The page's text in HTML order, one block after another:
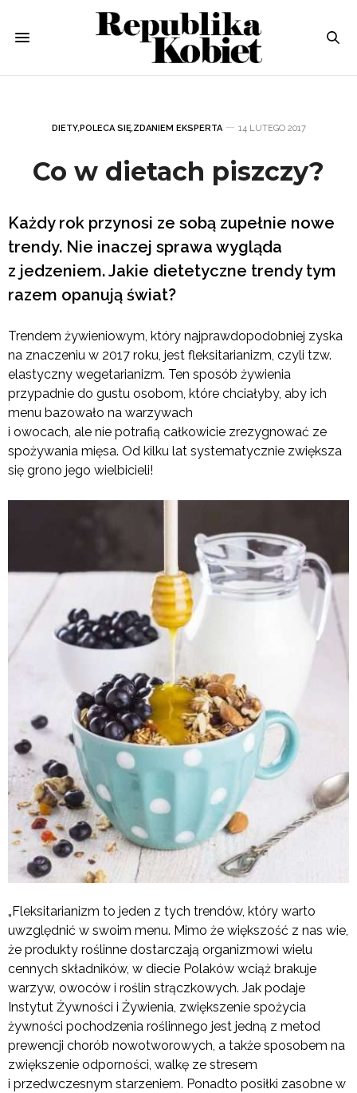
DIETY,POLECA SIĘ,ZDANIEM EKSPERTA 14 LUTEGO 2017
Co w dietach piszczy?
Każdy rok przynosi ze sobą zupełnie nowe
trendy. Nie inaczej sprawa wygląda
z jedzeniem. Jakie dietetyczne trendy tym
razem opanują świat?
Trendem żywieniowym, który najprawdopodobniej zyska
na znaczeniu w 2017 roku, jest fleksitarianizm, czyli tzw.
elastyczny wegetarianizm. Ten sposób żywienia
przypadnie do gustu osobom, które chciałyby, aby ich
menu bazowało na warzywach
i owocach, ale nie potrafią całkowicie zrezygnować ze
spożywania mięsa. Od kilku lat systematycznie zwiększa
się grono jego wielbicieli!
„Fleksitarianizm to jeden z tych trendów, który warto
uwzględnić w swoim menu. Mimo że większość z nas wie,
że produkty roślinne dostarczają organizmowi wielu
cennych składników, w diecie Polaków wciąż brakuje
warzyw, owoców i roślin strączkowych. Jak podaje
Instytut Żywności i Żywienia, zwiększenie spożycia
żywności pochodzenia roślinnego jest jedną z metod
prewencji chorób nowotworowych, a także sposobem na
zwiększenie odporności, walkę ze stresem
i przedwczesnym starzeniem. Ponadto posiłki zasobne w